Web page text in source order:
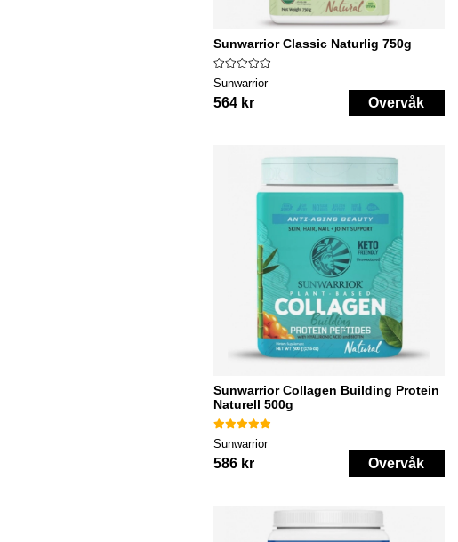
Sunwarrior Classic Naturlig 750g
Sunwarrior
564 kr Overvåk
Sunwarrior Collagen Building Protein
Naturell 500g
Sunwarrior
586 kr Overvåk